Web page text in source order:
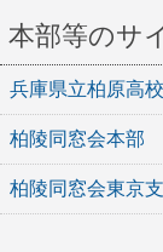
本部等のサ
兵庫県立柏原高校
柏陵同窓会本部
柏陵同窓会東京